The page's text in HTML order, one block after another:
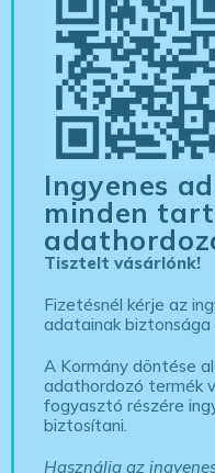
Ingyenes
minden
Tisztelt vásárlónk!
Fizetésnél kérje az
adatainak biztonsága
A Kormány döntése
adathordozó termék
fogyasztó részére
biztosítani.
Használja az